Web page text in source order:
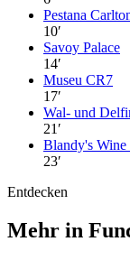
Pestana
10′
Savoy Palace
14′
Museu CR7
17′
Wal- und
21′
Blandy's Wine
23′
Entdecken
Mehr in